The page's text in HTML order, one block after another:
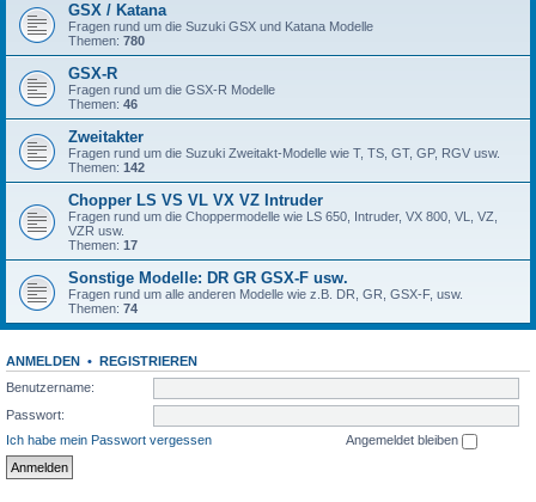
GSX / Katana
Fragen rund um die Suzuki GSX und Katana Modelle
Themen: 780
GSX-R
Fragen rund um die GSX-R Modelle
Themen: 46
Zweitakter
Fragen rund um die Suzuki Zweitakt-Modelle wie T, TS, GT, GP, RGV usw.
Themen: 142
Chopper LS VS VL VX VZ Intruder
Fragen rund um die Choppermodelle wie LS 650, Intruder, VX 800, VL, VZ,
VZR usw.
Themen: 17
Sonstige Modelle: DR GR GSX-F usw.
Fragen rund um alle anderen Modelle wie z.B. DR, GR, GSX-F, usw.
Themen: 74
ANMELDEN • REGISTRIEREN
Benutzername:
Passwort:
Ich habe mein Passwort vergessen
Angemeldet bleiben